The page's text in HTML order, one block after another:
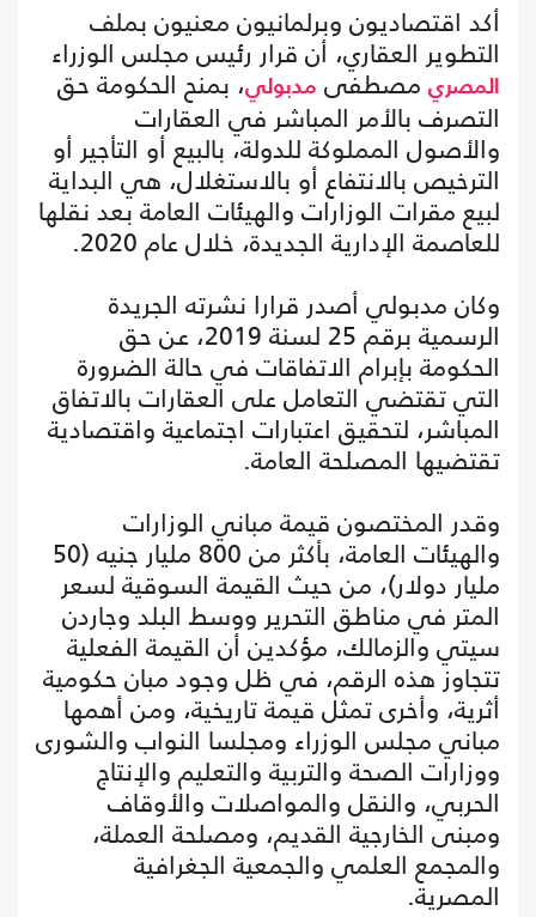
أكد اقتصاديون وبرلمانيون معنيون بملف
التطوير العقاري، أن قرار رئيس مجلس الوزراء
المصري مصطفى مدبولي، بمنح الحكومة حق
التصرف بالأمر المباشر في العقارات
والأصول المملوكة للدولة، بالبيع أو التأجير أو
الترخيص بالانتفاع أو بالاستغلال، هي البداية
لبيع مقرات الوزارات والهيئات العامة بعد نقلها
للعاصمة الإدارية الجديدة، خلال عام 2020.
وكان مدبولي أصدر قرارا نشرته الجريدة
الرسمية برقم 25 لسنة 2019، عن حق
الحكومة بإبرام الاتفاقات في حالة الضرورة
التي تقتضي التعامل على العقارات بالاتفاق
المباشر، لتحقيق اعتبارات اجتماعية واقتصادية
تقتضيها المصلحة العامة.
وقدر المختصون قيمة مباني الوزارات
والهيئات العامة، بأكثر من 800 مليار جنيه (50
مليار دولار)، من حيث القيمة السوقية لسعر
المتر في مناطق التحرير ووسط البلد وجاردن
سيتي والزمالك، مؤكدين أن القيمة الفعلية
تتجاوز هذه الرقم، في ظل وجود مبان حكومية
أثرية، وأخرى تمثل قيمة تاريخية، ومن أهمها
مباني مجلس الوزراء ومجلسا النواب والشورى
ووزارات الصحة والتربية والتعليم والإنتاج
الحربي، والنقل والمواصلات والأوقاف
ومبنى الخارجية القديم، ومصلحة العملة،
والمجمع العلمي والجمعية الجغرافية
المصرية.